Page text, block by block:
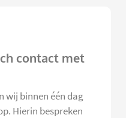
contact met
wij binnen één dag
Hierin bespreken